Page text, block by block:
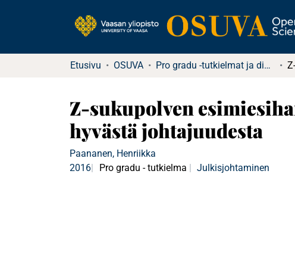
Etusivu OSUVA Pro gradu -tutkielmat ja diplomityöt (rajattu saatavuus)
Z-sukupolven
hyvästä johtajuudesta
Paananen, Henriikka
2016
Pro gradu - tutkielma Julkisjohtaminen